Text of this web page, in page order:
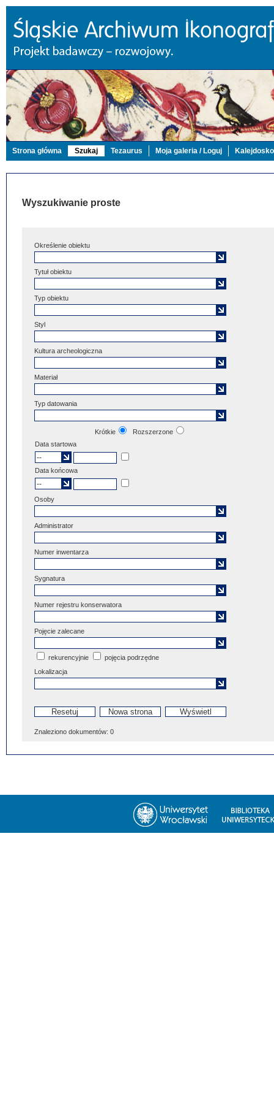
Strona główna Szukaj Tezaurus Moja galeria / Loguj
Wyszukiwanie proste
Określenie obiektu
Tytuł obiektu
Typ obiektu
Styl
Kultura archeologiczna
Materiał
Typ datowania
Krótkie
Rozszerzone
Data startowa
Data końcowa
Osoby
Administrator
Numer inwentarza
Sygnatura
Numer rejestru konserwatora
Pojęcie zalecane
rekurencyjnie
pojęcia podrzędne
Lokalizacja
Znaleziono dokumentów: 0